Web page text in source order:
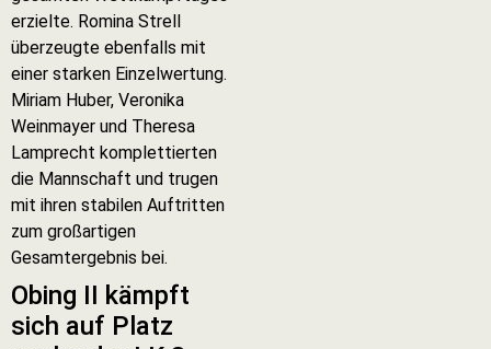
erzielte. Romina Strell
überzeugte ebenfalls mit
einer starken Einzelwertung.
Miriam Huber, Veronika
Weinmayer und Theresa
Lamprecht komplettierten
die Mannschaft und trugen
mit ihren stabilen Auftritten
zum großartigen
Gesamtergebnis bei.
Obing II kämpft
sich auf Platz